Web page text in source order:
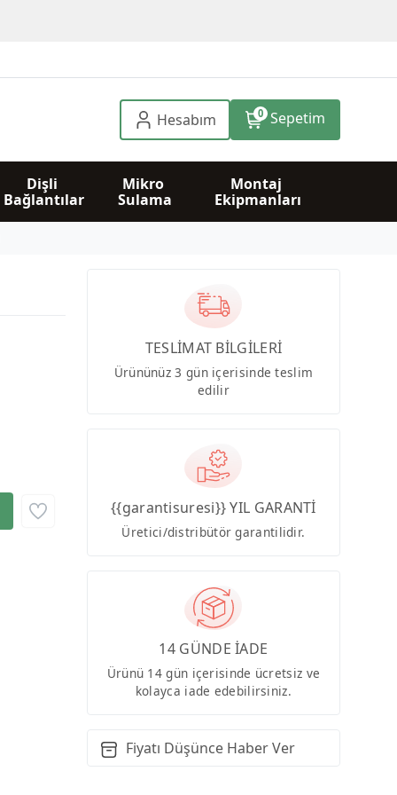
Hesabım 0 Sepetim
Dişli
Bağlantılar
Mikro
Sulama
Montaj
Ekipmanları
TESLİMAT BİLGİLERİ
Ürününüz 3 gün içerisinde teslim
edilir
{{garantisuresi}} YIL GARANTİ
Üretici/distribütör garantilidir.
14 GÜNDE İADE
Ürünü 14 gün içerisinde ücretsiz ve
kolayca iade edebilirsiniz.
Fiyatı Düşünce Haber Ver